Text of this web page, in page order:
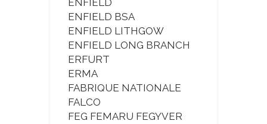
ENFIELD
ENFIELD BSA
ENFIELD LITHGOW
ENFIELD LONG BRANCH
ERFURT
ERMA
FABRIQUE NATIONALE
FALCO
FEG FEMARU FEGYVER